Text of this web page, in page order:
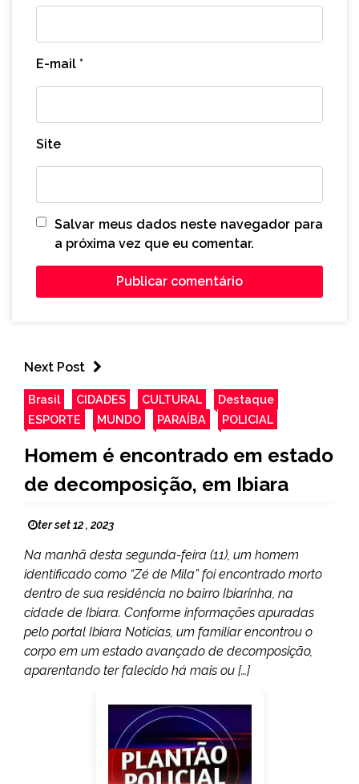
E-mail *
Site
Salvar meus dados neste navegador para
a próxima vez que eu comentar.
Next Post
Brasil CIDADES CULTURAL
Destaque
ESPORTE
MUNDO PARAÍBA POLICIAL
Homem é encontrado em estado
de decomposição, em Ibiara
ter set 12 , 2023
Na manhã desta segunda-feira (11), um homem
identificado como “Zé de Mila” foi encontrado morto
dentro de sua residência no bairro Ibiarinha, na
cidade de Ibiara. Conforme informações apuradas
pelo portal Ibiara Notícias, um familiar encontrou o
corpo em um estado avançado de decomposição,
aparentando ter falecido há mais ou […]